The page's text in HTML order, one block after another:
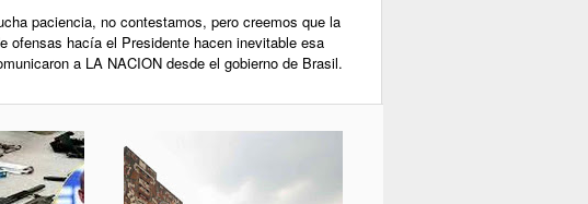
paciencia, no contestamos, pero creemos que la
ofensas hacía el Presidente hacen inevitable esa
a LA NACION desde el gobierno de Brasil.